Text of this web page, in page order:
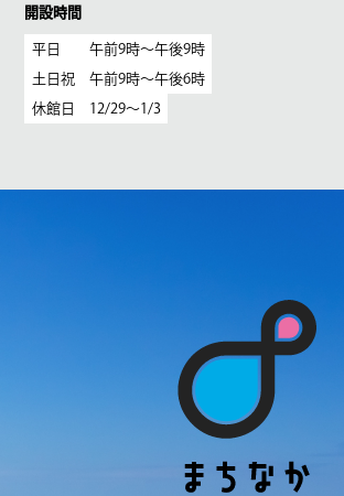
開設時間
平日 午前9時〜午後9時
土日祝 午前9時〜午後6時
休館日 12/29〜1/3